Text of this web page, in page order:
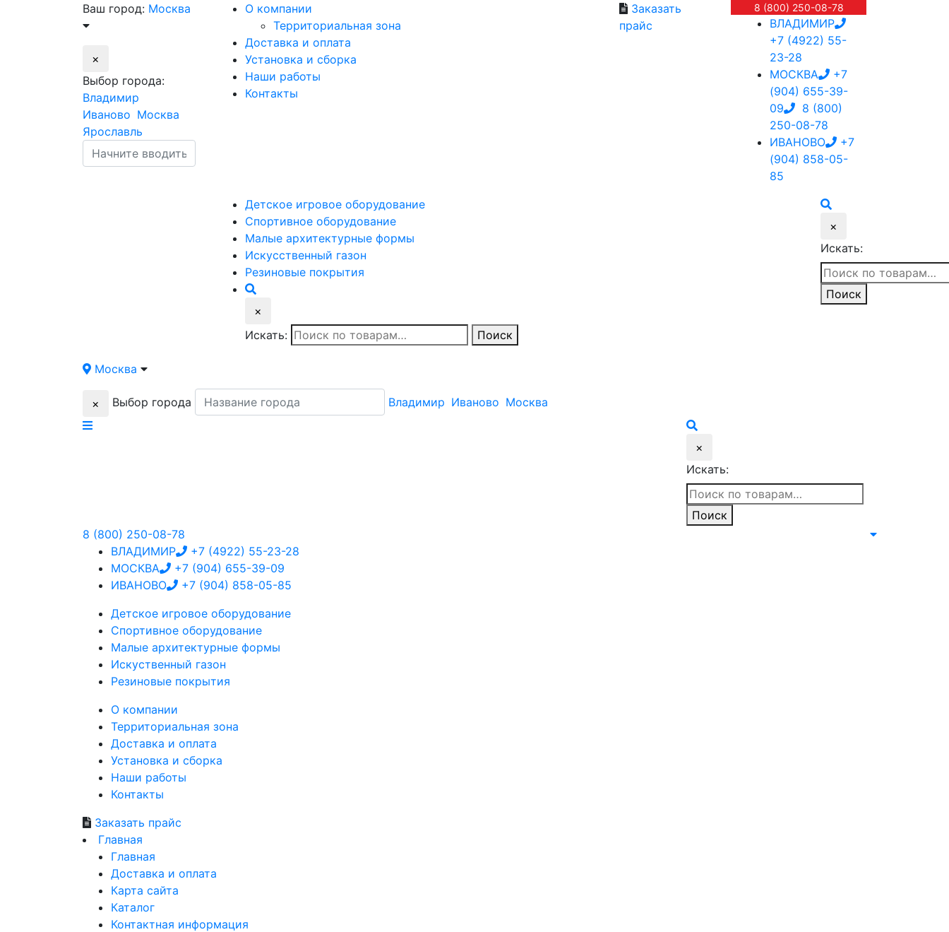
Ваш город: Москва
×
Выбор города:
Владимир
Иваново Москва
Ярославль
О компании
Территориальная зона
Доставка и оплата
Установка и сборка
Наши работы
Контакты
Заказать
прайс
8 (800) 250-08-78
ВЛАДИМИР
+7 (4922) 55-
23-28
МОСКВА
+7
(904) 655-39-
09
8 (800)
250-08-78
ИВАНОВО
+7
(904) 858-05-
85
Детское игровое оборудование
Спортивное оборудование
Малые архитектурные формы
Искусственный газон
Резиновые покрытия
×
Искать:
Поиск
×
Искать:
Поиск
Москва
× Выбор города Владимир Иваново Москва
×
Искать:
Поиск
8 (800) 250-08-78
ВЛАДИМИР
+7 (4922) 55-23-28
МОСКВА
+7 (904) 655-39-09
ИВАНОВО
+7 (904) 858-05-85
Детское игровое оборудование
Спортивное оборудование
Малые архитектурные формы
Искуственный газон
Резиновые покрытия
О компании
Территориальная зона
Доставка и оплата
Установка и сборка
Наши работы
Контакты
Заказать прайс
Главная
Главная
Доставка и оплата
Карта сайта
Каталог
Контактная информация